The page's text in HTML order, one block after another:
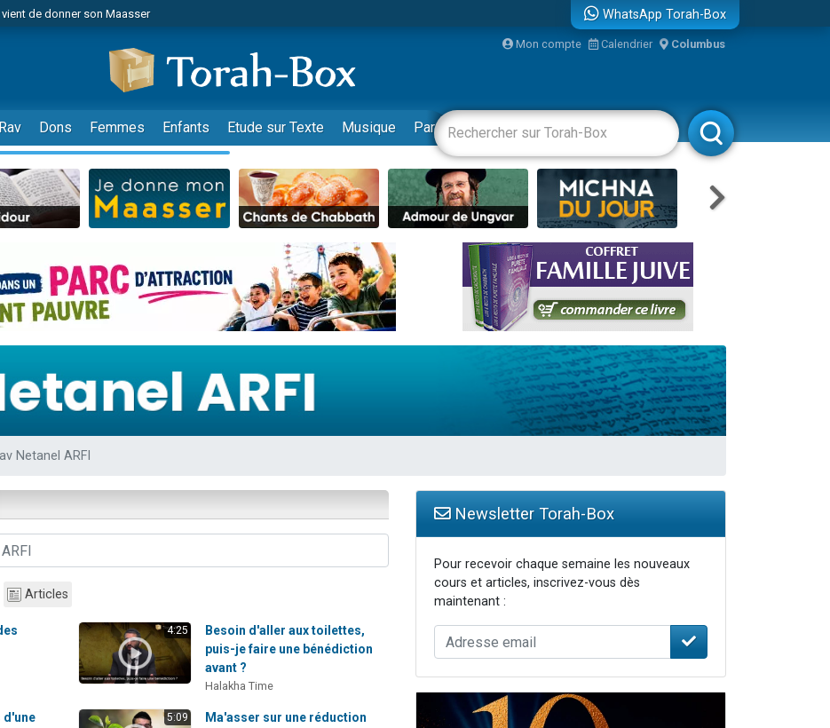
vient de donner son Maasser
personnes viennent de faire un don pour Diane, 80 ans, dans un appartement insalubre
viennent de nous rejoindre sur WhatsApp
viennent de demander une bénédiction
personnes viennent de faire un don pour Sauvez la jambe de Yohan
49 places pour étudier en groupe sur Zoom
musiques dans Torah-Box Music
viennent de nous rejoindre sur WhatsApp
musiques dans Torah-Box Music
viennent de nous rejoindre sur WhatsApp
viennent de faire un don pour Tsédaka : pauvres d'Israel
viennent de demander une bénédiction
49 places pour étudier en groupe sur Zoom
de donner son Maasser
viennent de nous rejoindre sur WhatsApp
viennent de nous rejoindre sur WhatsApp
WhatsApp Torah-Box
Mon compte Calendrier Columbus
Dons Femmes Enfants Etude sur Texte Musique Paracha Divertissements Livres Rabbanim
Netanel ARFI
Articles
4:25
Besoin d'aller aux toilettes,
puis-je faire une bénédiction
avant ?
Halakha Time
d'une
5:09
Ma'asser sur une réduction
Newsletter Torah-Box
Pour recevoir chaque semaine les nouveaux
cours et articles, inscrivez-vous dès
maintenant :